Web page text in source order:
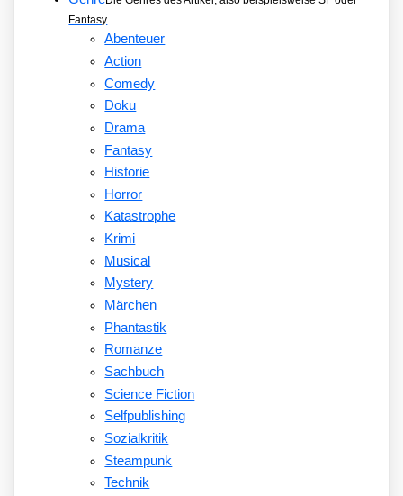
Fantasy
Abenteuer
Action
Comedy
Doku
Drama
Fantasy
Historie
Horror
Katastrophe
Krimi
Musical
Mystery
Märchen
Phantastik
Romanze
Sachbuch
Science Fiction
Selfpublishing
Sozialkritik
Steampunk
Technik